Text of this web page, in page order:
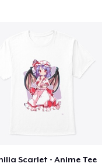
Scarlet - Anime Tee